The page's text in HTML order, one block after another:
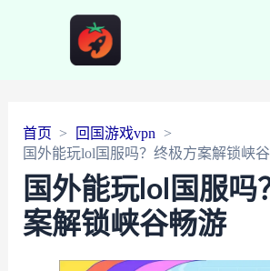
首页
回国游戏vpn
国外能玩lol国服吗？终极方案解锁峡
国外能玩lol国服吗
案解锁峡谷畅游